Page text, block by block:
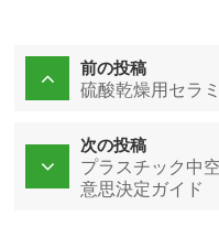
前の投稿
硫酸乾燥用セラ
次の投稿
プラスチック中
意思決定ガイド